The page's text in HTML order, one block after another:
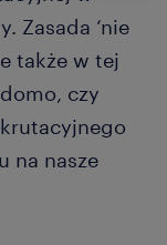
Zasada ‘nie
także w tej
czy
na nasze